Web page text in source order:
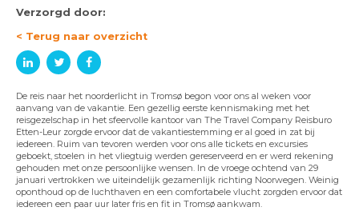
Verzorgd door:
< Terug naar overzicht
De reis naar het noorderlicht in Tromsø begon voor ons al weken voor
aanvang van de vakantie. Een gezellig eerste kennismaking met het
reisgezelschap in het sfeervolle kantoor van The Travel Company Reisburo
Etten-Leur zorgde ervoor dat de vakantiestemming er al goed in zat bij
iedereen. Ruim van tevoren werden voor ons alle tickets en excursies
geboekt, stoelen in het vliegtuig werden gereserveerd en er werd rekening
gehouden met onze persoonlijke wensen. In de vroege ochtend van 29
januari vertrokken we uiteindelijk gezamenlijk richting Noorwegen. Weinig
oponthoud op de luchthaven en een comfortabele vlucht zorgden ervoor dat
iedereen een paar uur later fris en fit in Tromsø aankwam.